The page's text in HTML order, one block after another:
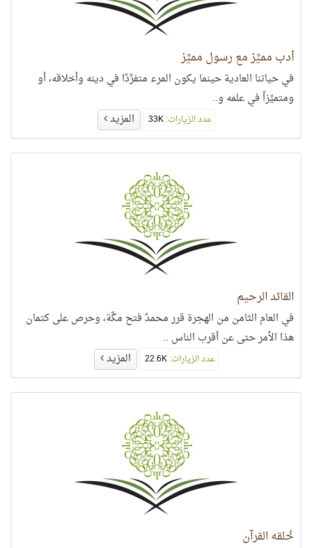
أدب مميَّز مع رسول مميَّز
في حياتنا العادية حينما يكون المرء متفرِّدًا في دينه وأخلاقه، أو
ومتميِّزاً في علمه و..
عدد الزيارات:33K المزيد
القائد الرحيم
في العام الثامن من الهجرة قرر محمدٌ فتح مكَّة، وحرص على كتمان
هذا الأمر حتى عن أقرب الناس ..
عدد الزيارات:22.6K المزيد
خُلقه القرآن